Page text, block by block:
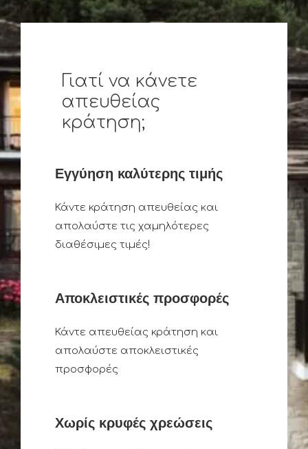
Γιατί να κάνετε
απευθείας
κράτηση;
Εγγύηση καλύτερης τιμής
Κάντε κράτηση απευθείας και
απολαύστε τις χαμηλότερες
διαθέσιμες τιμές!
Αποκλειστικές προσφορές
Κάντε απευθείας κράτηση και
απολαύστε αποκλειστικές
προσφορές
Χωρίς κρυφές χρεώσεις